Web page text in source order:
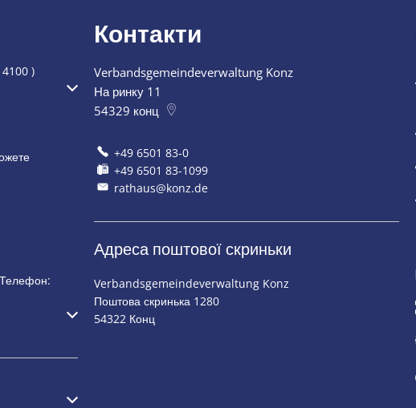
)
або закриття
або закриття
або закриття
Контакти
Verbandsgemeindeverwaltung Konz
На ринку 11
54329 конц
+49 6501 83-0
+49 6501 83-1099
rathaus@konz.de
Адреса поштової скриньки
Verbandsgemeindeverwaltung Konz
Поштова скринька 1280
54322 Конц